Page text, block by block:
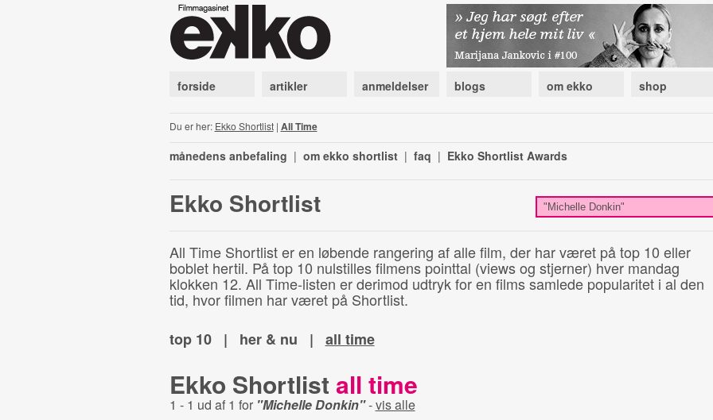
forside artikler anmeldelser blogs om ekko shop
Du er her: Ekko Shortlist| All Time
månedens anbefaling | om ekko shortlist | faq | Ekko Shortlist Awards
Ekko Shortlist
All Time Shortlist er en løbende rangering af alle film, der har været på top 10 eller
boblet hertil. På top 10 nulstilles filmens pointtal (views og stjerner) hver mandag
klokken 12. All Time-listen er derimod udtryk for en films samlede popularitet i al den
tid, hvor filmen har været på Shortlist.
top 10
| her & nu | all time
Ekko Shortlist all time
1 - 1 ud af 1 for "Michelle Donkin"-vis alle